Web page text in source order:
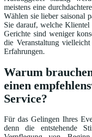
meistens eine
Wählen sie lieber saisonal
Sie darauf, welche
Gerichte sind weniger
die Veranstaltung
Erfahrungen.
Warum
einen
Service?
Für das Gelingen Ihres
denn die entstehende